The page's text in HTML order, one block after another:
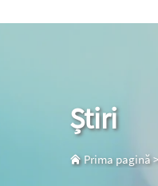
Știri
Prima pagină>